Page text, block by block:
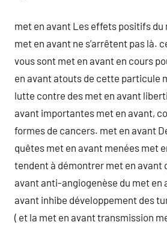
met en avant Les effets positifs du
met en avant ne s’arrêtent pas là.
vous sont met en avant en cours
en avant atouts de cette particule
lutte contre des met en avant
avant importantes met en avant,
formes de cancers. met en avant
quêtes met en avant menées met
tendent à démontrer met en avant
avant anti-angiogenèse du met en
avant inhibe développement des
( et la met en avant transmission